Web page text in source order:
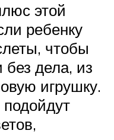
этой
ребенку
чтобы
без дела, из
игрушку.